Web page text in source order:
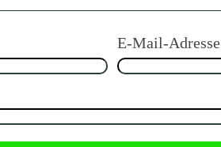
E-Mail-Adresse